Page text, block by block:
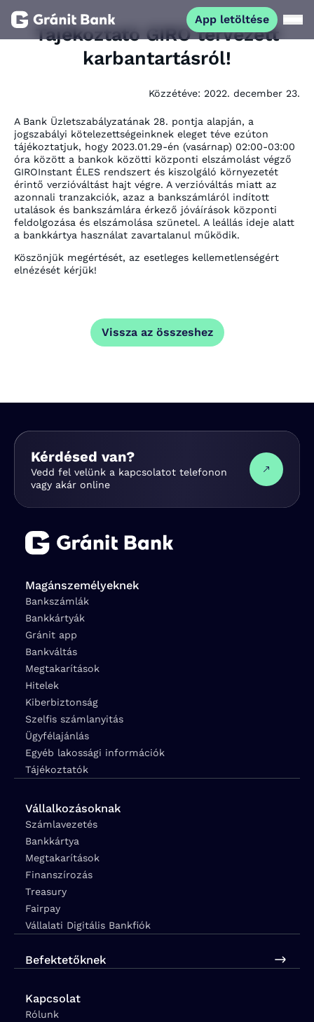
App letöltése
Magánszemélyeknek
Fiataloknak
Befektetőknek
Kapcsolat
Netbank
Tájékoztató GIRO tervezett
karbantartásról!
Közzétéve: 2022. december 23.
A Bank Üzletszabályzatának 28. pontja alapján, a
jogszabályi kötelezettségeinknek eleget téve ezúton
tájékoztatjuk, hogy 2023.01.29-én (vasárnap) 02:00-03:00
óra között a bankok közötti központi elszámolást végző
GIROInstant ÉLES rendszert és kiszolgáló környezetét
érintő verzióváltást hajt végre. A verzióváltás miatt az
azonnali tranzakciók, azaz a bankszámláról indított
utalások és bankszámlára érkező jóváírások központi
feldolgozása és elszámolása szünetel. A leállás ideje alatt
a bankkártya használat zavartalanul működik.
Köszönjük megértését, az esetleges kellemetlenségért
elnézését kérjük!
Vissza az összeshez
Kérdésed van?
Vedd fel velünk a kapcsolatot telefonon
vagy akár online
Magánszemélyeknek
Bankszámlák
Bankkártyák
Gránit app
Bankváltás
Megtakarítások
Hitelek
Kiberbiztonság
Szelfis számlanyitás
Ügyfélajánlás
Egyéb lakossági információk
Tájékoztatók
Vállalkozásoknak
Számlavezetés
Bankkártya
Megtakarítások
Finanszírozás
Treasury
Fairpay
Vállalati Digitális Bankfiók
Befektetőknek
Kapcsolat
Rólunk